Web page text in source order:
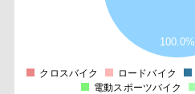
100.0%
クロスバイク ロードバイク
電動スポーツバイク